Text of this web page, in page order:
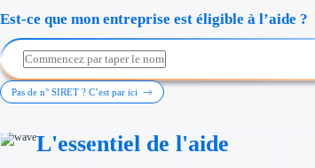
Aides Ressources Humaines
Type de financements
Réduction des coûts
Crédits & réductions d'impôt
Exonération fiscale
Est-ce que mon entreprise est éligible à l’aide ?
Pas de n° SIRET ? C’est par ici
L'essentiel de l'aide